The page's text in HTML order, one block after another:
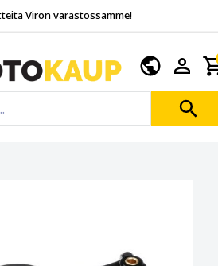
Viron varastossamme!